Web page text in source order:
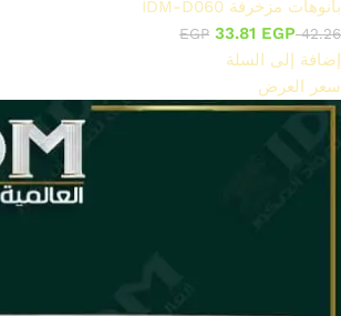
بانوهات مزخرفة IDM-D060
42.26
EGP 33.81 EGP
إضافة إلى السلة
سعر العرض